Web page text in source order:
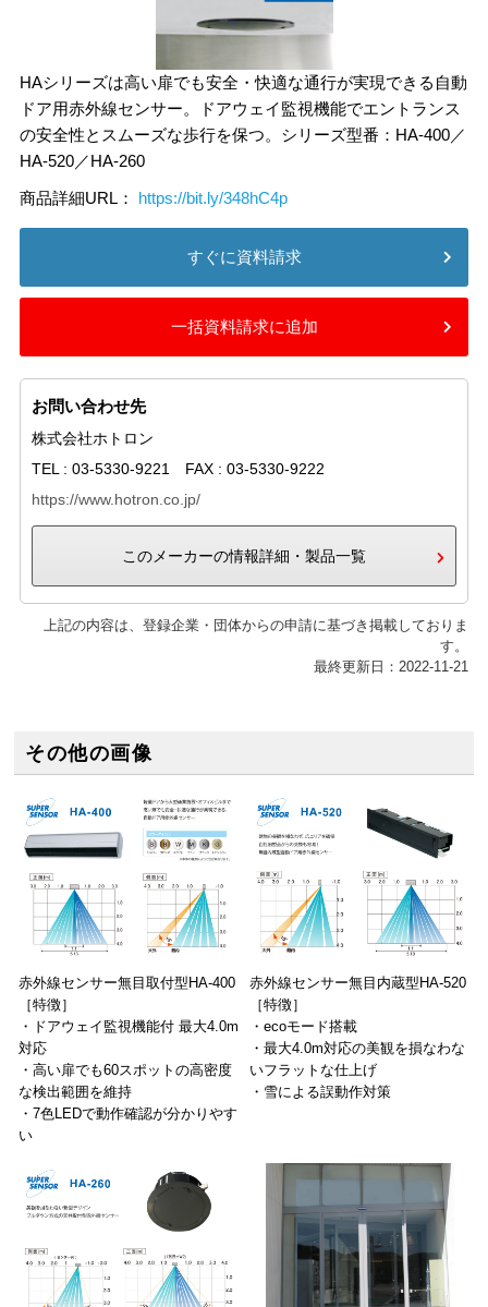
HAシリーズは高い扉でも安全・快適な通行が実現できる自動
ドア用赤外線センサー。ドアウェイ監視機能でエントランス
の安全性とスムーズな歩行を保つ。シリーズ型番：HA-400／
HA-520／HA-260
商品詳細URL： https://bit.ly/348hC4p
すぐに資料請求
一括資料請求に追加
お問い合わせ先
株式会社ホトロン
TEL : 03-5330-9221 FAX : 03-5330-9222
https://www.hotron.co.jp/
このメーカーの情報詳細・製品一覧
上記の内容は、登録企業・団体からの申請に基づき掲載しておりま
す。
最終更新日：2022-11-21
その他の画像
赤外線センサー無目取付型HA-400
［特徴］
・ドアウェイ監視機能付 最大4.0m
対応
・高い扉でも60スポットの高密度
な検出範囲を維持
・7色LEDで動作確認が分かりやす
い
赤外線センサー無目内蔵型HA-520
［特徴］
・ecoモード搭載
・最大4.0m対応の美観を損なわな
いフラットな仕上げ
・雪による誤動作対策